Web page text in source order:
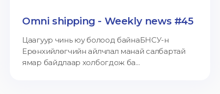
Omni shipping - Weekly news #45
Цаагуур чинь юу болоод байнаБНСУ-н
Ерөнхийлөгчийн айлчлал манай салбартай
ямар байдлаар холбогдож ба...